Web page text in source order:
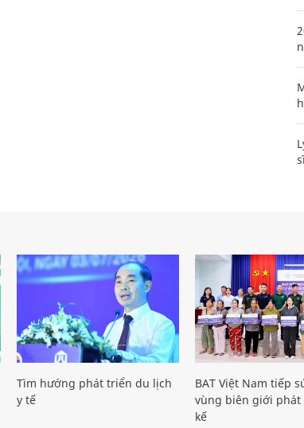
Tìm hướng phát triển du lịch
y tế
BAT Việt Nam tiếp
vùng biên giới
kế